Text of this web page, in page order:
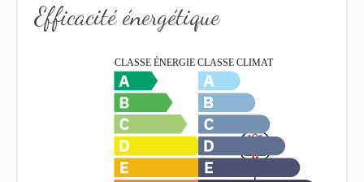
Efficacité énergétique